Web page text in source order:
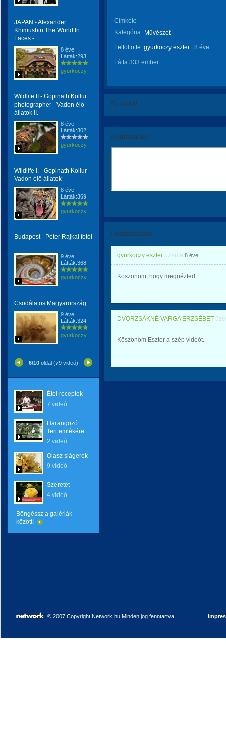
JAPAN - Alexander
Khimushin The World In
Faces -
8 éve
Látták:293
gyurkoczy
Wildlife II.- Gopinath Kollur
photographer - Vadon élő
állatok II.
8 éve
Látták:302
gyurkoczy
Wildlife I. - Gopinath Kollur -
Vadon élő állatok
8 éve
Látták:369
gyurkoczy
Budapest - Peter Rajkai fotói
-
9 éve
Látták:368
gyurkoczy
Csodálatos Magyarország
9 éve
Látták:324
gyurkoczy
6/10 oldal (79 videó)
Étel receptek
7 videó
Harangozó
Teri emlékére
2 videó
Olasz slágerek
9 videó
Szeretet
4 videó
Böngéssz a galériák
között!
Címkék:
Kategória: Művészet
Feltöltötte: gyurkoczy eszter 8 éve
Látta 333 ember.
Értékeld!
Kommentáld!
Hozzászólások
gyurkoczy eszter üzente 8 éve
Köszönöm, hogy megnézted
DVORZSÁKNÉ VARGA ERZSÉBET
Köszönöm Eszter a szép videót.
© 2007 Copyright Network.hu Minden jog fenntartva.